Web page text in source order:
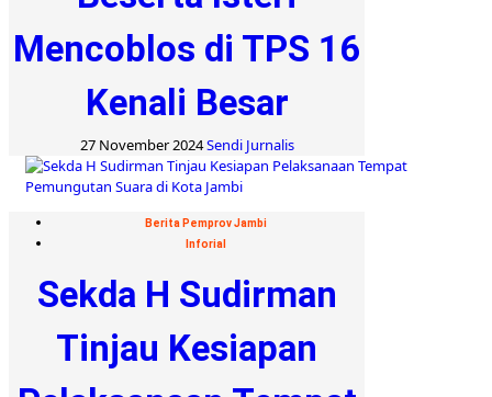
Mencoblos di TPS 16
Kenali Besar
27 November 2024Sendi Jurnalis
Berita Pemprov Jambi
Inforial
Sekda H Sudirman
Tinjau Kesiapan